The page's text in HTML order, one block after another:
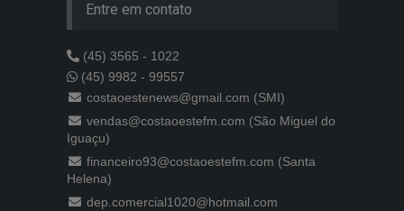
Entre em contato
(45) 3565 - 1022
(45) 9982 - 99557
costaoestenews@gmail.com (SMI)
vendas@costaoestefm.com (São Miguel do
Iguaçu)
financeiro93@costaoestefm.com (Santa
Helena)
dep.comercial1020@hotmail.com